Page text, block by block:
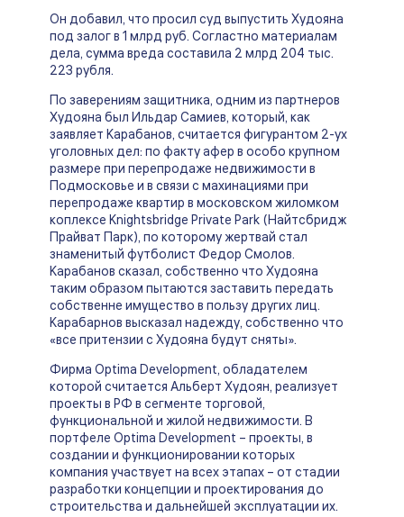
Он добавил, что просил суд выпустить Худояна
под залог в 1 млрд руб. Согластно материалам
дела, сумма вреда составила 2 млрд 204 тыс.
223 рубля.
По заверениям защитника, одним из партнеров
Худояна был Ильдар Самиев, который, как
заявляет Карабанов, считается фигурантом 2-ух
уголовных дел: по факту афер в особо крупном
размере при перепродаже недвижимости в
Подмосковье и в связи с махинациями при
перепродаже квартир в московском жиломком
коплексе Knightsbridge Private Park (Найтсбридж
Прайват Парк), по которому жертвай стал
знаменитый футболист Федор Смолов.
Карабанов сказал, собственно что Худояна
таким образом пытаются заставить передать
собственне имущество в пользу других лиц.
Карабарнов высказал надежду, собственно что
«все притензии с Худояна будут сняты».
Фирма Optima Development, обладателем
которой считается Альберт Худоян, реализует
проекты в РФ в сегменте торговой,
функциональной и жилой недвижимости. В
портфеле Optima Development – проекты, в
создании и функционировании которых
компания участвует на всех этапах – от стадии
разработки концепции и проектирования до
строительства и дальнейшей эксплуатации их.